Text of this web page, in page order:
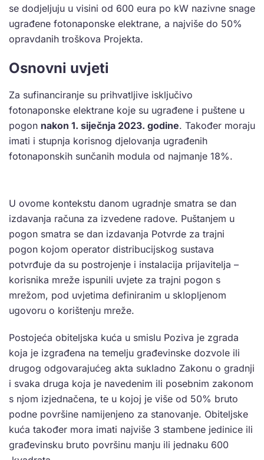
se dodjeljuju u visini od 600 eura po kW nazivne snage
ugrađene fotonaponske elektrane, a najviše do 50%
opravdanih troškova Projekta.
Osnovni uvjeti
Za sufinanciranje su prihvatljive isključivo
fotonaponske elektrane koje su ugrađene i puštene u
pogon nakon 1. siječnja 2023. godine. Također moraju
imati i stupnja korisnog djelovanja ugrađenih
fotonaponskih sunčanih modula od najmanje 18%.
U ovome kontekstu danom ugradnje smatra se dan
izdavanja računa za izvedene radove. Puštanjem u
pogon smatra se dan izdavanja Potvrde za trajni
pogon kojom operator distribucijskog sustava
potvrđuje da su postrojenje i instalacija prijavitelja –
korisnika mreže ispunili uvjete za trajni pogon s
mrežom, pod uvjetima definiranim u sklopljenom
ugovoru o korištenju mreže.
Postojeća obiteljska kuća u smislu Poziva je zgrada
koja je izgrađena na temelju građevinske dozvole ili
drugog odgovarajućeg akta sukladno Zakonu o gradnji
i svaka druga koja je navedenim ili posebnim zakonom
s njom izjednačena, te u kojoj je više od 50% bruto
podne površine namijenjeno za stanovanje. Obiteljske
kuća također mora imati najviše 3 stambene jedinice ili
građevinsku bruto površinu manju ili jednaku 600